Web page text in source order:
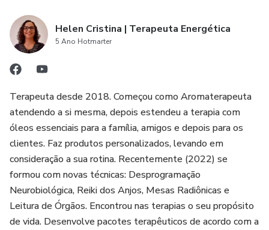
Helen Cristina | Terapeuta Energética
5 Ano Hotmarter
Terapeuta desde 2018. Começou como Aromaterapeuta
atendendo a si mesma, depois estendeu a terapia com
óleos essenciais para a família, amigos e depois para os
clientes. Faz produtos personalizados, levando em
consideração a sua rotina. Recentemente (2022) se
formou com novas técnicas: Desprogramação
Neurobiológica, Reiki dos Anjos, Mesas Radiônicas e
Leitura de Órgãos. Encontrou nas terapias o seu propósito
de vida. Desenvolve pacotes terapêuticos de acordo com a